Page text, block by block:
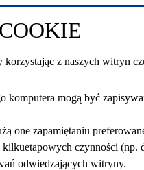
z naszych witryn
mogą być
one zapamiętaniu
czynności
odwiedzających witryny.